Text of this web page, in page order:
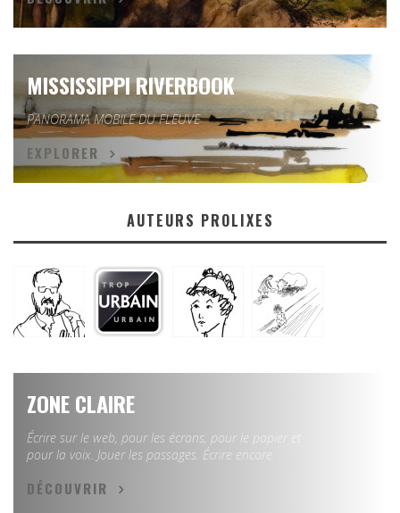
MISSISSIPPI RIVERBOOK
PANORAMA MOBILE DU FLEUVE
EXPLORER
AUTEURS PROLIXES
ZONE CLAIRE
Écrire sur le web, pour les écrans, pour le papier et
pour la voix. Jouer les passages. Écrire encore.
DÉCOUVRIR